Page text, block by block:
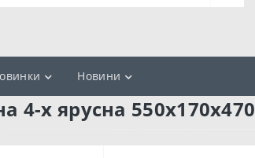
Новини
4-х ярусна 550х170х470